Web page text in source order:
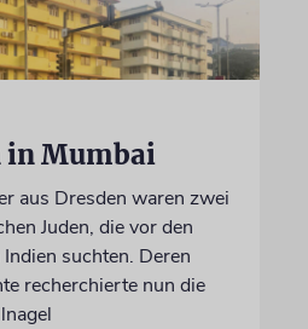
in Mumbai
aus Dresden waren zwei
Juden, die vor den
suchten. Deren
recherchierte nun die